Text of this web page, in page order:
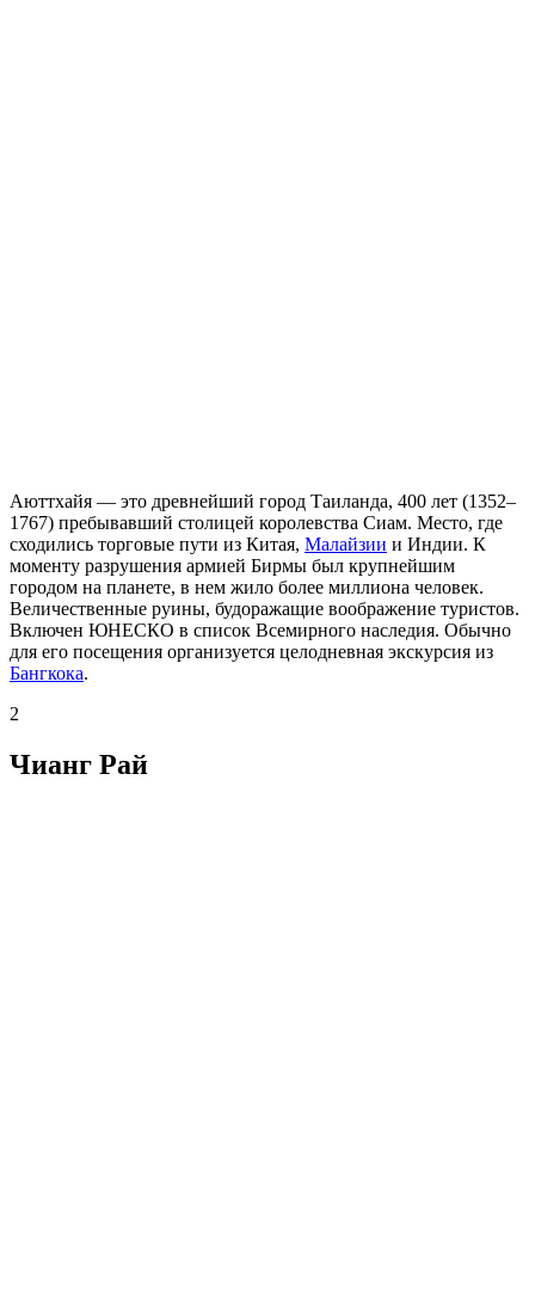
Аюттхайя — это древнейший город Таиланда, 400 лет (1352–
1767) пребывавший столицей королевства Сиам. Место, где
сходились торговые пути из Китая, Малайзии и Индии. К
моменту разрушения армией Бирмы был крупнейшим
городом на планете, в нем жило более миллиона человек.
Величественные руины, будоражащие воображение туристов.
Включен ЮНЕСКО в список Всемирного наследия. Обычно
для его посещения организуется целодневная экскурсия из
Бангкока.
2
Чианг Рай